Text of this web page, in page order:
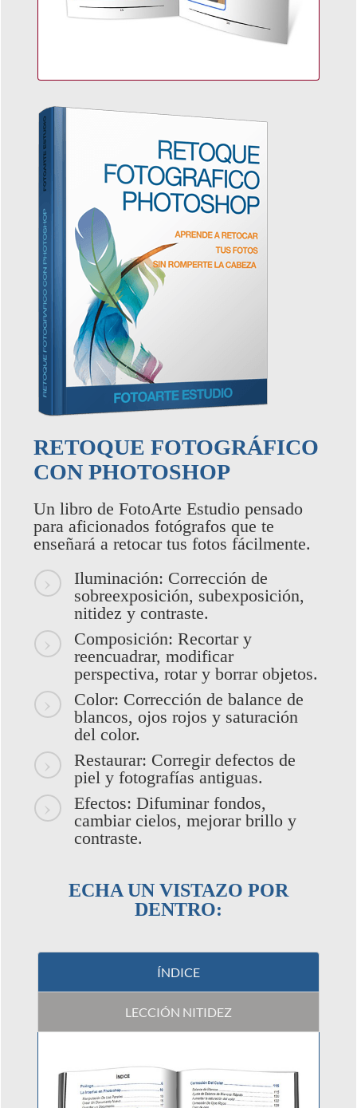
RETOQUE FOTOGRÁFICO
CON PHOTOSHOP
Un libro de FotoArte Estudio pensado
para aficionados fotógrafos que te
enseñará a retocar tus fotos fácilmente.
Iluminación: Corrección de
sobreexposición, subexposición,
nitidez y contraste.
Composición: Recortar y
reencuadrar, modificar
perspectiva, rotar y borrar objetos.
Color: Corrección de balance de
blancos, ojos rojos y saturación
del color.
Restaurar: Corregir defectos de
piel y fotografías antiguas.
Efectos: Difuminar fondos,
cambiar cielos, mejorar brillo y
contraste.
ECHA UN VISTAZO POR
DENTRO:
ÍNDICE
LECCIÓN NITIDEZ